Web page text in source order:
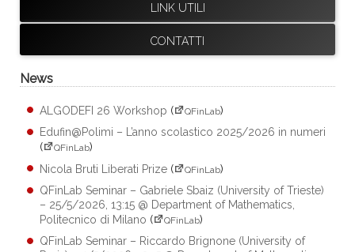
LINK UTILI
CONTATTI
News
ALGODEFI 26 Workshop ( QFinLab)
Edufin@Polimi – L’anno scolastico 2025/2026 in numeri
(
QFinLab)
Nicola Bruti Liberati Prize ( QFinLab)
QFinLab Seminar – Gabriele Sbaiz (University of Trieste)
– 25/5/2026, 13:15 @ Department of Mathematics,
Politecnico di Milano ( QFinLab)
QFinLab Seminar – Riccardo Brignone (University of